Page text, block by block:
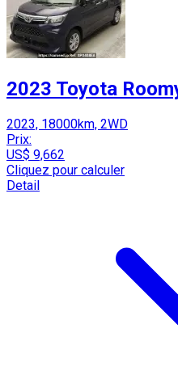
2023 Toyota
2023, 18000km, 2WD
Prix:
US$ 9,662
Cliquez pour calculer
Detail